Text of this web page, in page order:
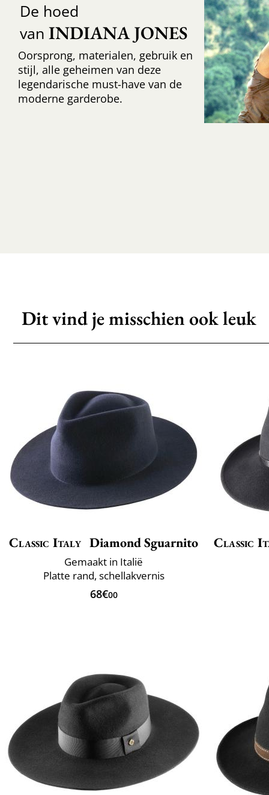
De hoed
van INDIANA JONES
Oorsprong, materialen, gebruik en
stijl, alle geheimen van deze
legendarische must-have van de
moderne garderobe.
Dit vind je misschien ook leuk
Classic Italy Diamond Sguarnito
Gemaakt in Italië
Platte rand, schellakvernis
68€00
Classic